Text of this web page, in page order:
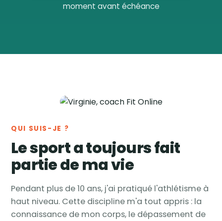
moment avant échéance
QUI SUIS-JE ?
Le sport a toujours fait
partie de ma vie
Pendant plus de 10 ans, j'ai pratiqué l'athlétisme à
haut niveau. Cette discipline m'a tout appris : la
connaissance de mon corps, le dépassement de